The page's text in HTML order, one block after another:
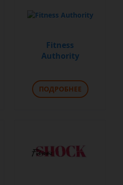
Fitness
Authority
ПОДРОБНЕЕ